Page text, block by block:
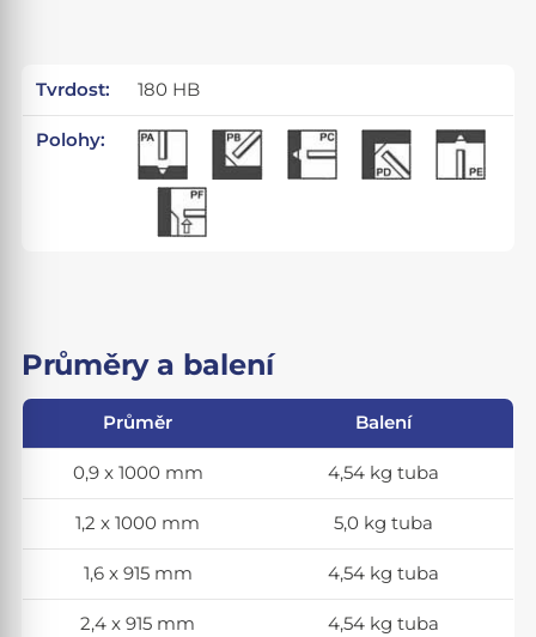
Tvrdost: 180 HB
Polohy:
Průměry a balení
Průměr Balení
0,9 x 1000 mm 4,54 kg tuba
1,2 x 1000 mm 5,0 kg tuba
1,6 x 915 mm 4,54 kg tuba
2,4 x 915 mm 4,54 kg tuba